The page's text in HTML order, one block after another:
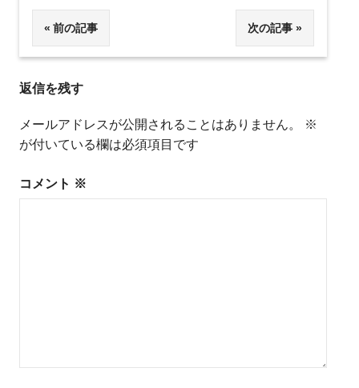
投
稿
ナ
ビ
ゲ
ー
前の記事 次の記事
返信を残す
メールアドレスが公開されることはありません。
※
が付いている欄は必須項目です
コメント ※